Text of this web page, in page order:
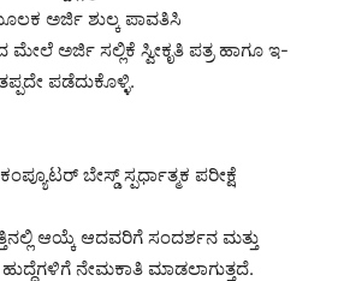
ಅರ್ಜಿ ಶುಲ್ಕ ಪಾವತಿಸಿ
ಅರ್ಜಿ ಸಲ್ಲಿಕೆ ಸ್ವೀಕೃತಿ ಪತ್ರ ಹಾಗೂ ಇ-
ಪಡೆದುಕೊಳ್ಳಿ.
ಬೇಸ್ಡ್ ಸ್ಪರ್ಧಾತ್ಮಕ ಪರೀಕ್ಷೆ
ಆಯ್ಕೆ ಆದವರಿಗೆ ಸಂದರ್ಶನ ಮತ್ತು
ನೇಮಕಾತಿ ಮಾಡಲಾಗುತ್ತದೆ.